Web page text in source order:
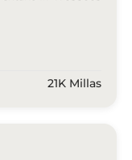
21K Millas